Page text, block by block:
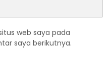
web saya pada
saya berikutnya.